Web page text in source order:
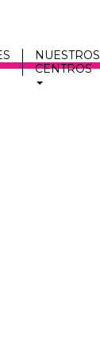
NUESTROS
CENTROS